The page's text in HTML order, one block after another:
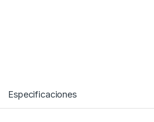
Especificaciones